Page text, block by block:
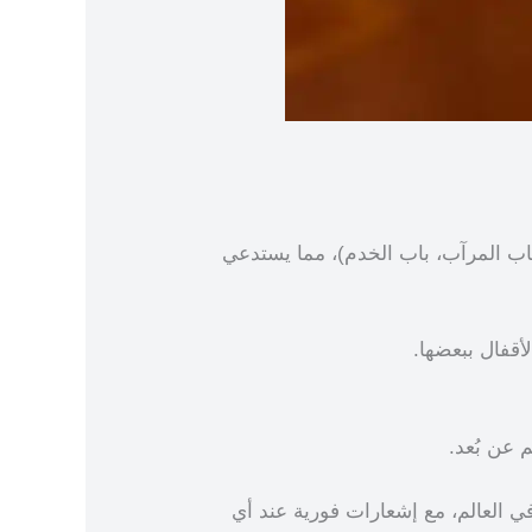
المرآب، باب الخدم)، مما يستدعي
ببعضها.
عن بُعد.
العالم، مع إشعارات فورية عند أي